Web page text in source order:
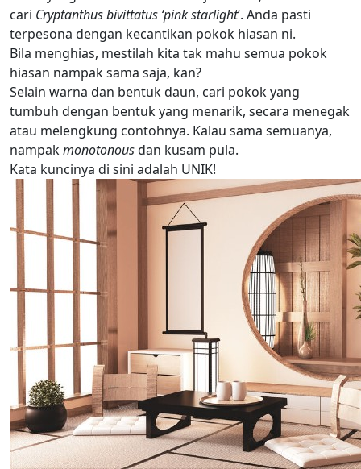
cari Cryptanthus bivittatus ‘pink starlight‘. Anda pasti
terpesona dengan kecantikan pokok hiasan ni.
Bila menghias, mestilah kita tak mahu semua pokok
hiasan nampak sama saja, kan?
Selain warna dan bentuk daun, cari pokok yang
tumbuh dengan bentuk yang menarik, secara menegak
atau melengkung contohnya. Kalau sama semuanya,
nampakmonotonousdan kusam pula.
Kata kuncinya di sini adalah UNIK!